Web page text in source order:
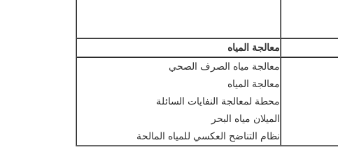
معالجة المياه
معالجة مياه الصرف الصحي
معالجة المياه
محطة لمعالجة النفايات السائلة
الميلان مياه البحر
نظام التناضح العكسي للمياه المالحة